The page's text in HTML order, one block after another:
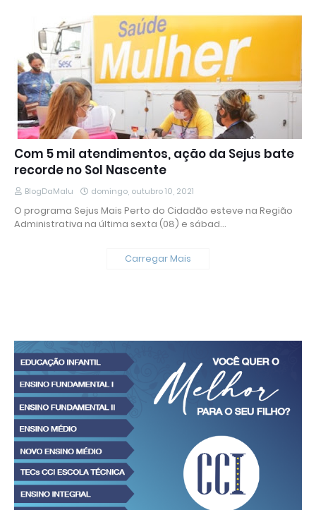
Com 5 mil atendimentos, ação da Sejus bate
recorde no Sol Nascente
BlogDaMalu domingo, outubro 10, 2021
O programa Sejus Mais Perto do Cidadão esteve na Região
Administrativa na última sexta (08) e sábad…
Carregar Mais